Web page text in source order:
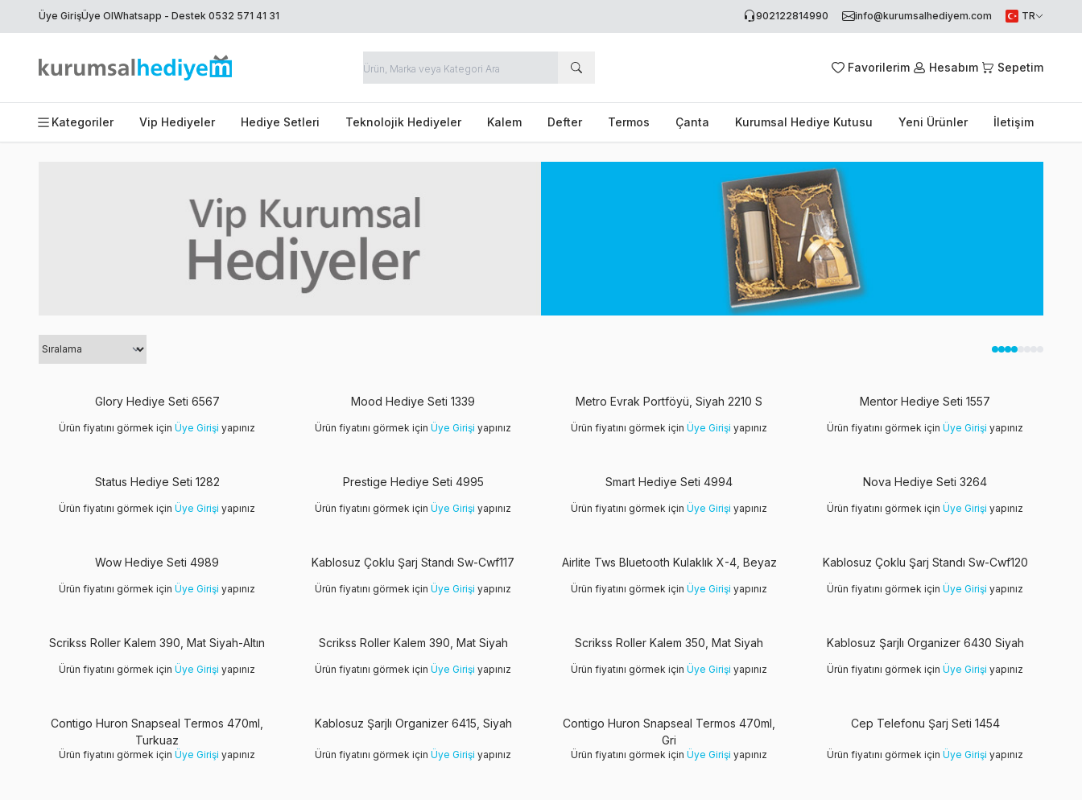
Üye GirişÜye OlWhatsapp - Destek 0532 571 41 31 902122814990 info@kurumsalhediyem.com TR
Favorilerim Hesabım Sepetim
Kategoriler Vip Hediyeler Hediye Setleri Teknolojik Hediyeler Kalem Defter Termos Çanta Kurumsal Hediye Kutusu Yeni Ürünler İletişim
Glory Hediye Seti 6567
Ürün fiyatını görmek için Üye Girişi yapınız
Mood Hediye Seti 1339
Ürün fiyatını görmek için Üye Girişi yapınız
Metro Evrak Portföyü, Siyah 2210 S
Ürün fiyatını görmek için Üye Girişi yapınız
Mentor Hediye Seti 1557
Ürün fiyatını görmek için Üye Girişi yapınız
Status Hediye Seti 1282
Ürün fiyatını görmek için Üye Girişi yapınız
Prestige Hediye Seti 4995
Ürün fiyatını görmek için Üye Girişi yapınız
Smart Hediye Seti 4994
Ürün fiyatını görmek için Üye Girişi yapınız
Nova Hediye Seti 3264
Ürün fiyatını görmek için Üye Girişi yapınız
Wow Hediye Seti 4989
Ürün fiyatını görmek için Üye Girişi yapınız
Kablosuz Çoklu Şarj Standı Sw-Cwf117
Ürün fiyatını görmek için Üye Girişi yapınız
Airlite Tws Bluetooth Kulaklık X-4, Beyaz
Ürün fiyatını görmek için Üye Girişi yapınız
Kablosuz Çoklu Şarj Standı Sw-Cwf120
Ürün fiyatını görmek için Üye Girişi yapınız
Scrikss Roller Kalem 390, Mat Siyah-Altın
Ürün fiyatını görmek için Üye Girişi yapınız
Scrikss Roller Kalem 390, Mat Siyah
Ürün fiyatını görmek için Üye Girişi yapınız
Scrikss Roller Kalem 350, Mat Siyah
Ürün fiyatını görmek için Üye Girişi yapınız
Kablosuz Şarjlı Organizer 6430 Siyah
Ürün fiyatını görmek için Üye Girişi yapınız
Contigo Huron Snapseal Termos 470ml,
Turkuaz
Ürün fiyatını görmek için Üye Girişi yapınız
Kablosuz Şarjlı Organizer 6415, Siyah
Ürün fiyatını görmek için Üye Girişi yapınız
Contigo Huron Snapseal Termos 470ml,
Gri
Ürün fiyatını görmek için Üye Girişi yapınız
Cep Telefonu Şarj Seti 1454
Ürün fiyatını görmek için Üye Girişi yapınız